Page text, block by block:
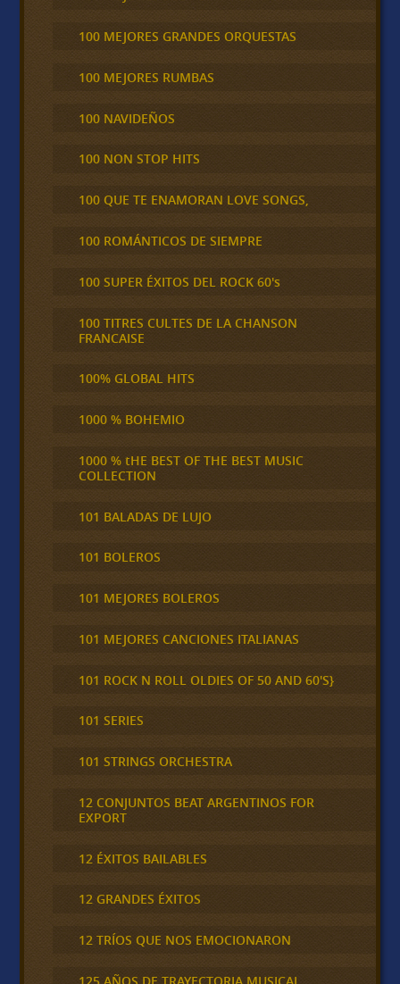
100 MEJORES GRANDES ORQUESTAS
100 MEJORES RUMBAS
100 NAVIDEÑOS
100 NON STOP HITS
100 QUE TE ENAMORAN LOVE SONGS,
100 ROMÁNTICOS DE SIEMPRE
100 SUPER ÉXITOS DEL ROCK 60's
100 TITRES CULTES DE LA CHANSON
FRANCAISE
100% GLOBAL HITS
1000 % BOHEMIO
1000 % tHE BEST OF THE BEST MUSIC
COLLECTION
101 BALADAS DE LUJO
101 BOLEROS
101 MEJORES BOLEROS
101 MEJORES CANCIONES ITALIANAS
101 ROCK N ROLL OLDIES OF 50 AND 60'S}
101 SERIES
101 STRINGS ORCHESTRA
12 CONJUNTOS BEAT ARGENTINOS FOR
EXPORT
12 ÉXITOS BAILABLES
12 GRANDES ÉXITOS
12 TRÍOS QUE NOS EMOCIONARON